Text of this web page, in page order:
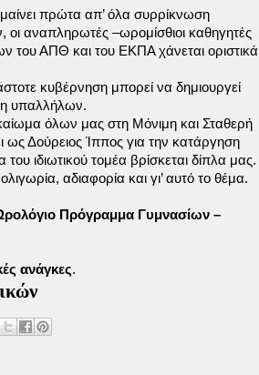
πρώτα απ’ όλα συρρίκνωση
αναπληρωτές –ωρομίσθιοι καθηγητές
του ΑΠΘ και του ΕΚΠΑ χάνεται οριστικά
κυβέρνηση μπορεί να δημιουργεί
υπαλλήλων.
όλων μας στη Μόνιμη και Σταθερή
Δούρειος Ίππος για την κατάργηση
ιδιωτικού τομέα βρίσκεται δίπλα μας.
αδιαφορία και γι’ αυτό το θέμα.
Πρόγραμμα Γυμνασίων –
ανάγκες.